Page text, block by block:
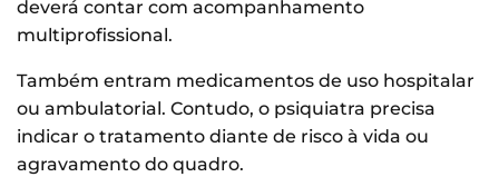
deverá contar com acompanhamento
multiprofissional.
Também entram medicamentos de uso hospitalar
ou ambulatorial. Contudo, o psiquiatra precisa
indicar o tratamento diante de risco à vida ou
agravamento do quadro.